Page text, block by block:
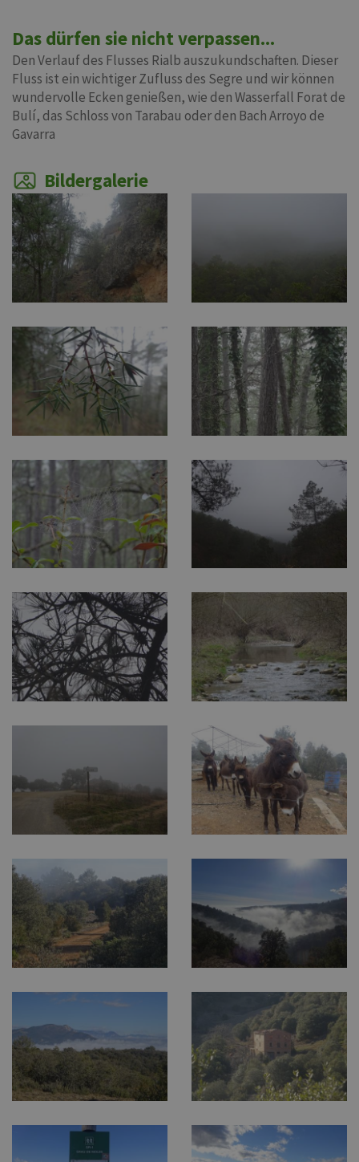
Das dürfen sie nicht verpassen...
Den Verlauf des Flusses Rialb auszukundschaften. Dieser
Fluss ist ein wichtiger Zufluss des Segre und wir können
wundervolle Ecken genießen, wie den Wasserfall Forat de
Bulí, das Schloss von Tarabau oder den Bach Arroyo de
Gavarra
Bildergalerie